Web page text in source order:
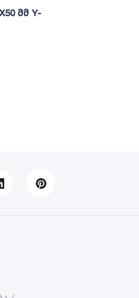
მმ Y-